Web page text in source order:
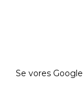
Se vores